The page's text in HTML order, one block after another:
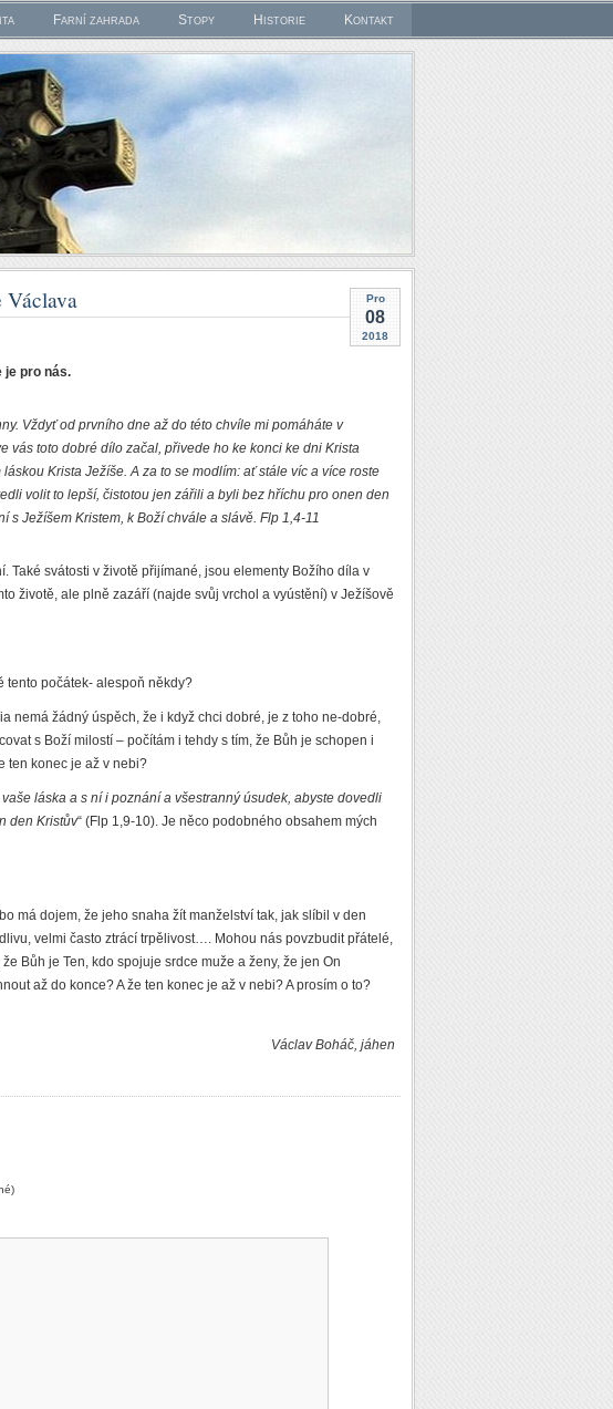
Farní zahrada Stopy Historie Kontakt
Pro
08
2018
Václava
je pro nás.
Vždyť od prvního dne až do této chvíle mi pomáháte v
vás toto dobré dílo začal, přivede ho ke konci ke dni Krista
Krista Ježíše. A za to se modlím: ať stále víc a více roste
volit to lepší, čistotou jen zářili a byli bez hříchu pro onen den
s Ježíšem Kristem, k Boží chvále a slávě. Flp 1,4-11
Také svátosti v životě přijímané, jsou elementy Božího díla v
životě, ale plně zazáří (najde svůj vrchol a vyústění) v Ježíšově
tento počátek- alespoň někdy?
nemá žádný úspěch, že i když chci dobré, je z toho ne-dobré,
s Boží milostí – počítám i tehdy s tím, že Bůh je schopen i
ten konec je až v nebi?
láska a s ní i poznání a všestranný úsudek, abyste dovedli
den Kristův“ (Flp 1,9-10). Je něco podobného obsahem mých
má dojem, že jeho snaha žít manželství tak, jak slíbil v den
velmi často ztrácí trpělivost…. Mohou nás povzbudit přátelé,
Bůh je Ten, kdo spojuje srdce muže a ženy, že jen On
až do konce? A že ten konec je až v nebi? A prosím o to?
Václav Boháč, jáhen